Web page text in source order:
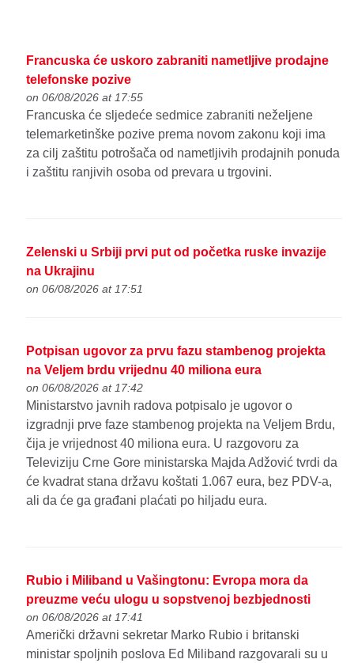
Francuska će uskoro zabraniti nametljive prodajne
telefonske pozive
on 06/08/2026 at 17:55
Francuska će sljedeće sedmice zabraniti neželjene
telemarketinške pozive prema novom zakonu koji ima
za cilj zaštitu potrošača od nametljivih prodajnih ponuda
i zaštitu ranjivih osoba od prevara u trgovini.
Zelenski u Srbiji prvi put od početka ruske invazije
na Ukrajinu
on 06/08/2026 at 17:51
Potpisan ugovor za prvu fazu stambenog projekta
na Veljem brdu vrijednu 40 miliona eura
on 06/08/2026 at 17:42
Ministarstvo javnih radova potpisalo je ugovor o
izgradnji prve faze stambenog projekta na Veljem Brdu,
čija je vrijednost 40 miliona eura. U razgovoru za
Televiziju Crne Gore ministarska Majda Adžović tvrdi da
će kvadrat stana državu koštati 1.067 eura, bez PDV-a,
ali da će ga građani plaćati po hiljadu eura.
Rubio i Miliband u Vašingtonu: Evropa mora da
preuzme veću ulogu u sopstvenoj bezbjednosti
on 06/08/2026 at 17:41
Američki državni sekretar Marko Rubio i britanski
ministar spoljnih poslova Ed Miliband razgovarali su u